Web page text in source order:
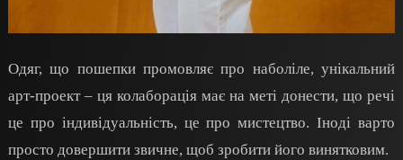
Одяг, що пошепки промовляє про наболіле, унікальний
арт-проект – ця колаборація має на меті донести, що речі
це про індивідуальність, це про мистецтво. Іноді варто
просто довершити звичне, щоб зробити його винятковим.